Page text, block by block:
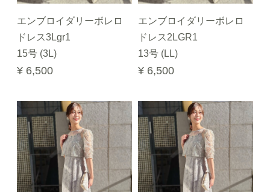
エンブロイダリーボレロ
ドレス3Lgr1
15号 (3L)
¥ 6,500
エンブロイダリーボレロ
ドレス2LGR1
13号 (LL)
¥ 6,500